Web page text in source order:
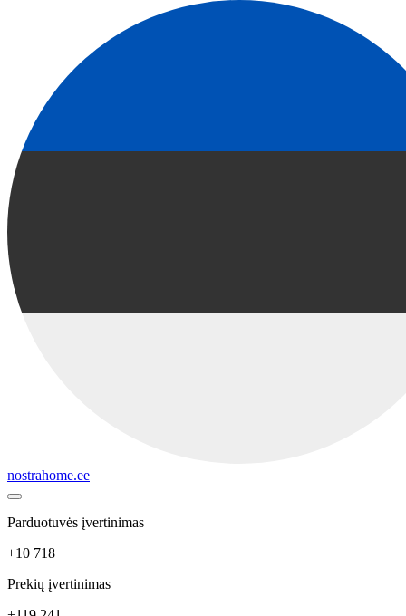
nostrahome.ee
Parduotuvės įvertinimas
+10 718
Prekių įvertinimas